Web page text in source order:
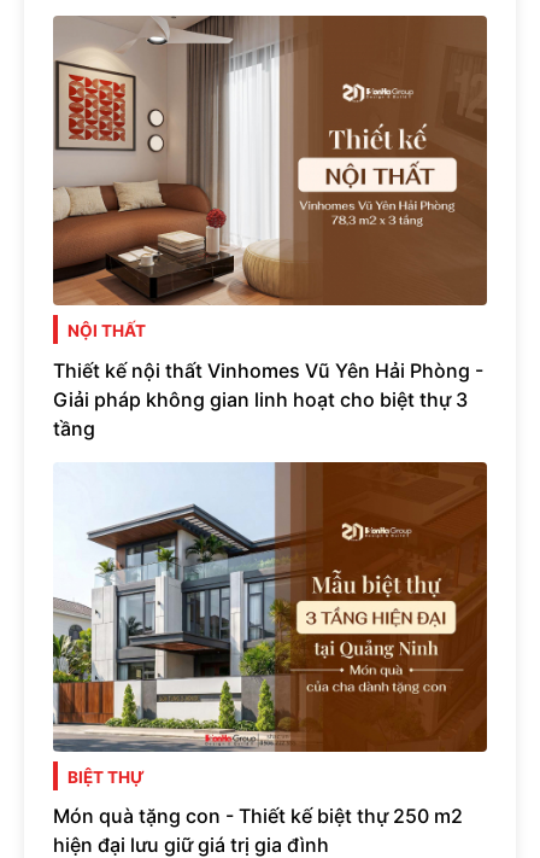
NỘI THẤT
Thiết kế nội thất Vinhomes Vũ Yên Hải Phòng -
Giải pháp không gian linh hoạt cho biệt thự 3
tầng
BIỆT THỰ
Món quà tặng con - Thiết kế biệt thự 250 m2
hiện đại lưu giữ giá trị gia đình